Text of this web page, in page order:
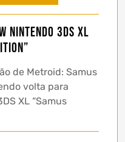
Nintendo 3DS XL
de Metroid: Samus
volta para
XL “Samus